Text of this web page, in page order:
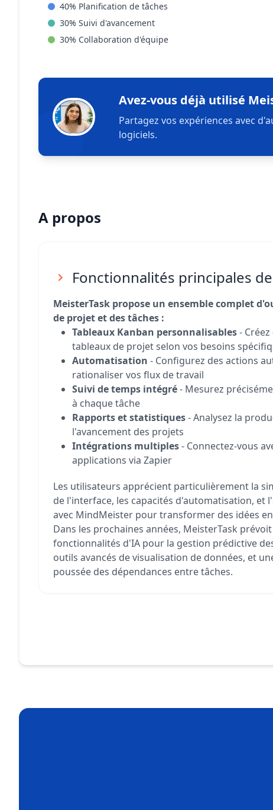
40% Planification de tâches
30% Suivi d'avancement
30% Collaboration d'équipe
Avez-vous déjà utilisé
Partagez vos expériences avec
logiciels.
A propos
Fonctionnalités principales
MeisterTask propose un ensemble complet
de projet et des tâches :
Tableaux Kanban personnalisables-
tableaux de projet selon vos besoins
Automatisation - Configurez des actions
rationaliser vos flux de travail
Suivi de temps intégré- Mesurez
à chaque tâche
Rapports et statistiques- Analysez la
l'avancement des projets
Intégrations multiples- Connectez-vous
applications via Zapier
Les utilisateurs apprécient particulièrement la
de l'interface, les capacités d'automatisation, et
avec MindMeister pour transformer des idées
Dans les prochaines années, MeisterTask
fonctionnalités d'IA pour la gestion prédictive
outils avancés de visualisation de données, et
poussée des dépendances entre tâches.